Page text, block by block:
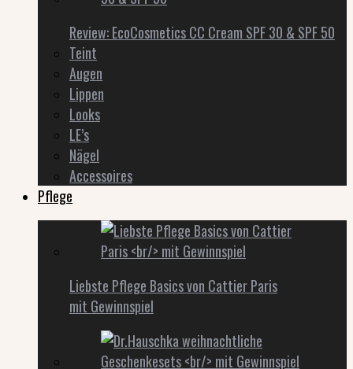
Review: EcoCosmetics CC Cream SPF 30 & SPF 50
Teint
Augen
Lippen
Looks
LE’s
Nägel
Accessoires
Pflege
Liebste Pflege Basics von Cattier Paris
mit Gewinnspiel